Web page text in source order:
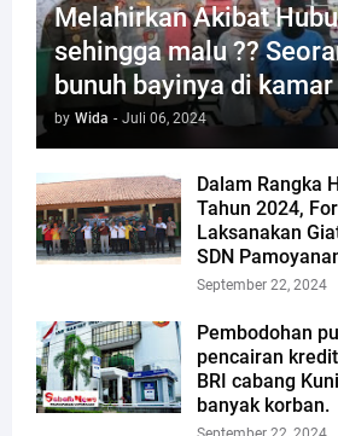
Melahirkan Akibat
sehingga malu ??
bunuh bayinya di
by Wida - Juli 06, 2024
Dalam Rangka
Tahun 2024,
Laksanakan
SDN
September 22, 2024
Pembodohan
pencairan
BRI cabang
banyak korban.